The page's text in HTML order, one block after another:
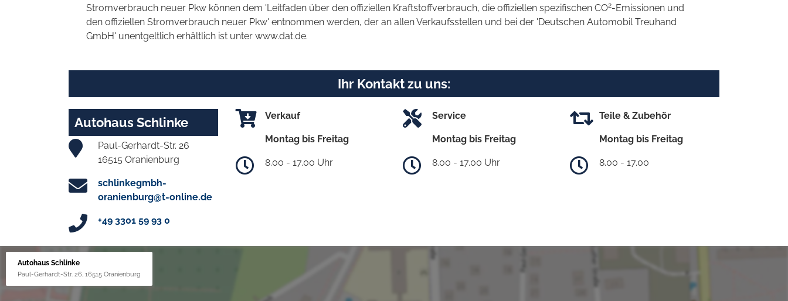
Stromverbrauch neuer Pkw können dem 'Leitfaden über den offiziellen Kraftstoffverbrauch, die offiziellen spezifischen CO2-Emissionen und
den offiziellen Stromverbrauch neuer Pkw' entnommen werden, der an allen Verkaufsstellen und bei der 'Deutschen Automobil Treuhand
GmbH' unentgeltlich erhältlich ist unter www.dat.de.
Ihr Kontakt zu uns:
Autohaus Schlinke
Paul-Gerhardt-Str. 26
16515 Oranienburg
schlinkegmbh-
oranienburg@t-online.de
+49 3301 59 93 0
Verkauf
Montag bis Freitag
8.00 - 17.00 Uhr
Service
Montag bis Freitag
8.00 - 17.00 Uhr
Teile & Zubehör
Montag bis Freitag
8.00 - 17.00
Autohaus Schlinke
Paul-Gerhardt-Str. 26, 16515 Oranienburg